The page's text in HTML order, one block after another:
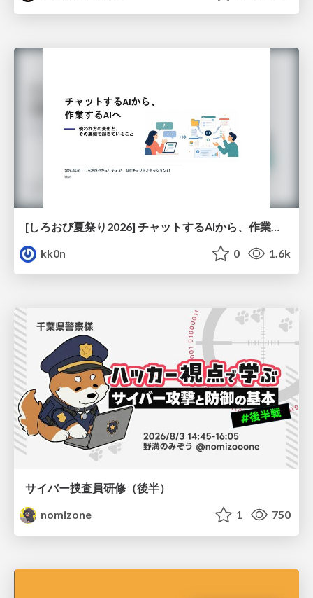
[しろおび夏祭り2026] チャットするAIから、作業するAIへ - 使われ方の変化と、その裏側で起きていること
kk0n
0 1.6k
サイバー捜査員研修（後半）
nomizone
1 750